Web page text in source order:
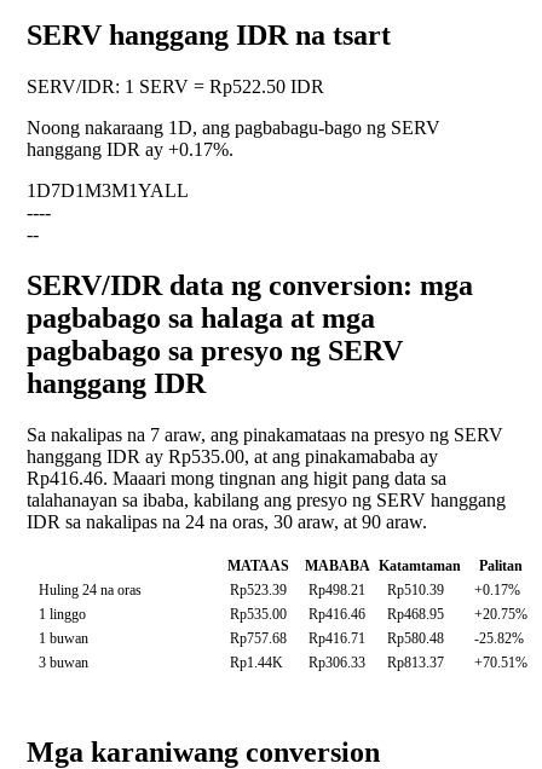
SERV hanggang IDR na tsart
SERV/IDR: 1 SERV = Rp522.50 IDR
Noong nakaraang 1D, ang pagbabagu-bago ng SERV
hanggang IDR ay +0.17%.
1D7D1M3M1YALL
----
--
SERV/IDR data ng conversion: mga
pagbabago sa halaga at mga
pagbabago sa presyo ng SERV
hanggang IDR
Sa nakalipas na 7 araw, ang pinakamataas na presyo ng SERV
hanggang IDR ay Rp535.00, at ang pinakamababa ay
Rp416.46. Maaari mong tingnan ang higit pang data sa
talahanayan sa ibaba, kabilang ang presyo ng SERV hanggang
IDR sa nakalipas na 24 na oras, 30 araw, at 90 araw.
MATAAS MABABA Katamtaman
Palitan
Huling 24 na oras
Rp523.39 Rp498.21 Rp510.39
+0.17%
1 linggo
Rp535.00 Rp416.46 Rp468.95
+20.75%
1 buwan
Rp757.68 Rp416.71 Rp580.48
-25.82%
3 buwan
Rp1.44K Rp306.33 Rp813.37 +70.51%
Mga karaniwang conversion